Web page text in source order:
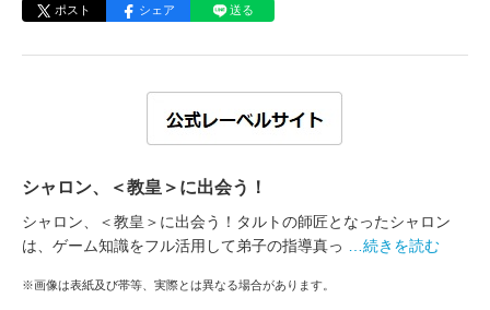
ポスト シェア 送る
シャロン、＜教皇＞に出会う！
シャロン、＜教皇＞に出会う！タルトの師匠となったシャロン
は、ゲーム知識をフル活用して弟子の指導真っ
…続きを読む
※画像は表紙及び帯等、実際とは異なる場合があります。